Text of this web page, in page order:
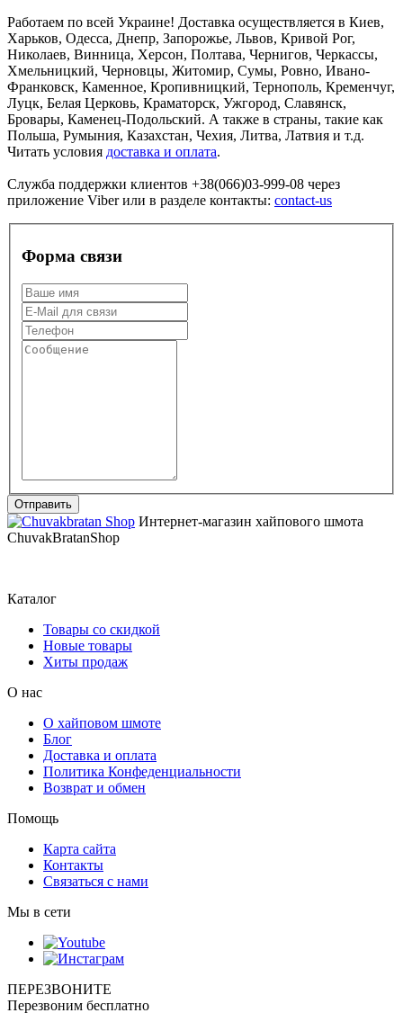
Работаем по всей Украине! Доставка осуществляется в Киев,
Харьков, Одесса, Днепр, Запорожье, Львов, Кривой Рог,
Николаев, Винница, Херсон, Полтава, Чернигов, Черкассы,
Хмельницкий, Черновцы, Житомир, Сумы, Ровно, Ивано-
Франковск, Каменное, Кропивницкий, Тернополь, Кременчуг,
Луцк, Белая Церковь, Краматорск, Ужгород, Славянск,
Бровары, Каменец-Подольский. А также в страны, такие как
Польша, Румыния, Казахстан, Чехия, Литва, Латвия и т.д.
Читать условия доставка и оплата.
Служба поддержки клиентов +38(066)03-999-08 через
приложение Viber или в разделе контакты: contact-us
Форма связи
Интернет-магазин хайпового шмота
ChuvakBratanShop
Каталог
Товары со скидкой
Новые товары
Хиты продаж
О нас
О хайповом шмоте
Блог
Доставка и оплата
Политика Конфеденциальности
Возврат и обмен
Помощь
Карта сайта
Контакты
Связаться с нами
Мы в сети
ПЕРЕЗВОНИТЕ
Перезвоним бесплатно